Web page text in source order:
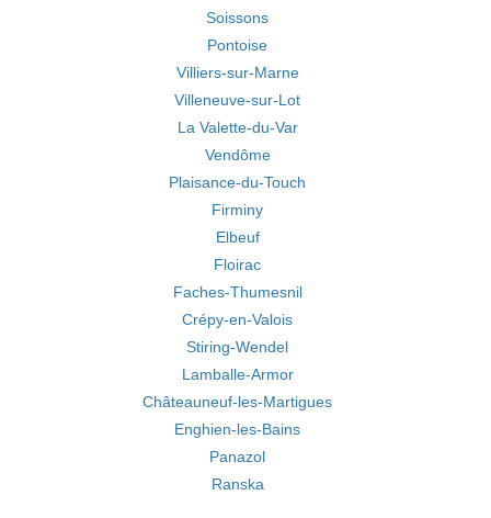
Soissons
Pontoise
Villiers-sur-Marne
Villeneuve-sur-Lot
La Valette-du-Var
Vendôme
Plaisance-du-Touch
Firminy
Elbeuf
Floirac
Faches-Thumesnil
Crépy-en-Valois
Stiring-Wendel
Lamballe-Armor
Châteauneuf-les-Martigues
Enghien-les-Bains
Panazol
Ranska